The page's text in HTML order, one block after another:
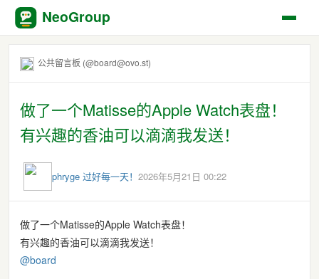
NeoGroup
公共留言板 (@board@ovo.st)
做了一个Matisse的Apple Watch表盘！
有兴趣的香油可以滴滴我发送！
phryge 过好每一天！ 2026年5月21日 00:22
做了一个Matisse的Apple Watch表盘！
有兴趣的香油可以滴滴我发送！
@board